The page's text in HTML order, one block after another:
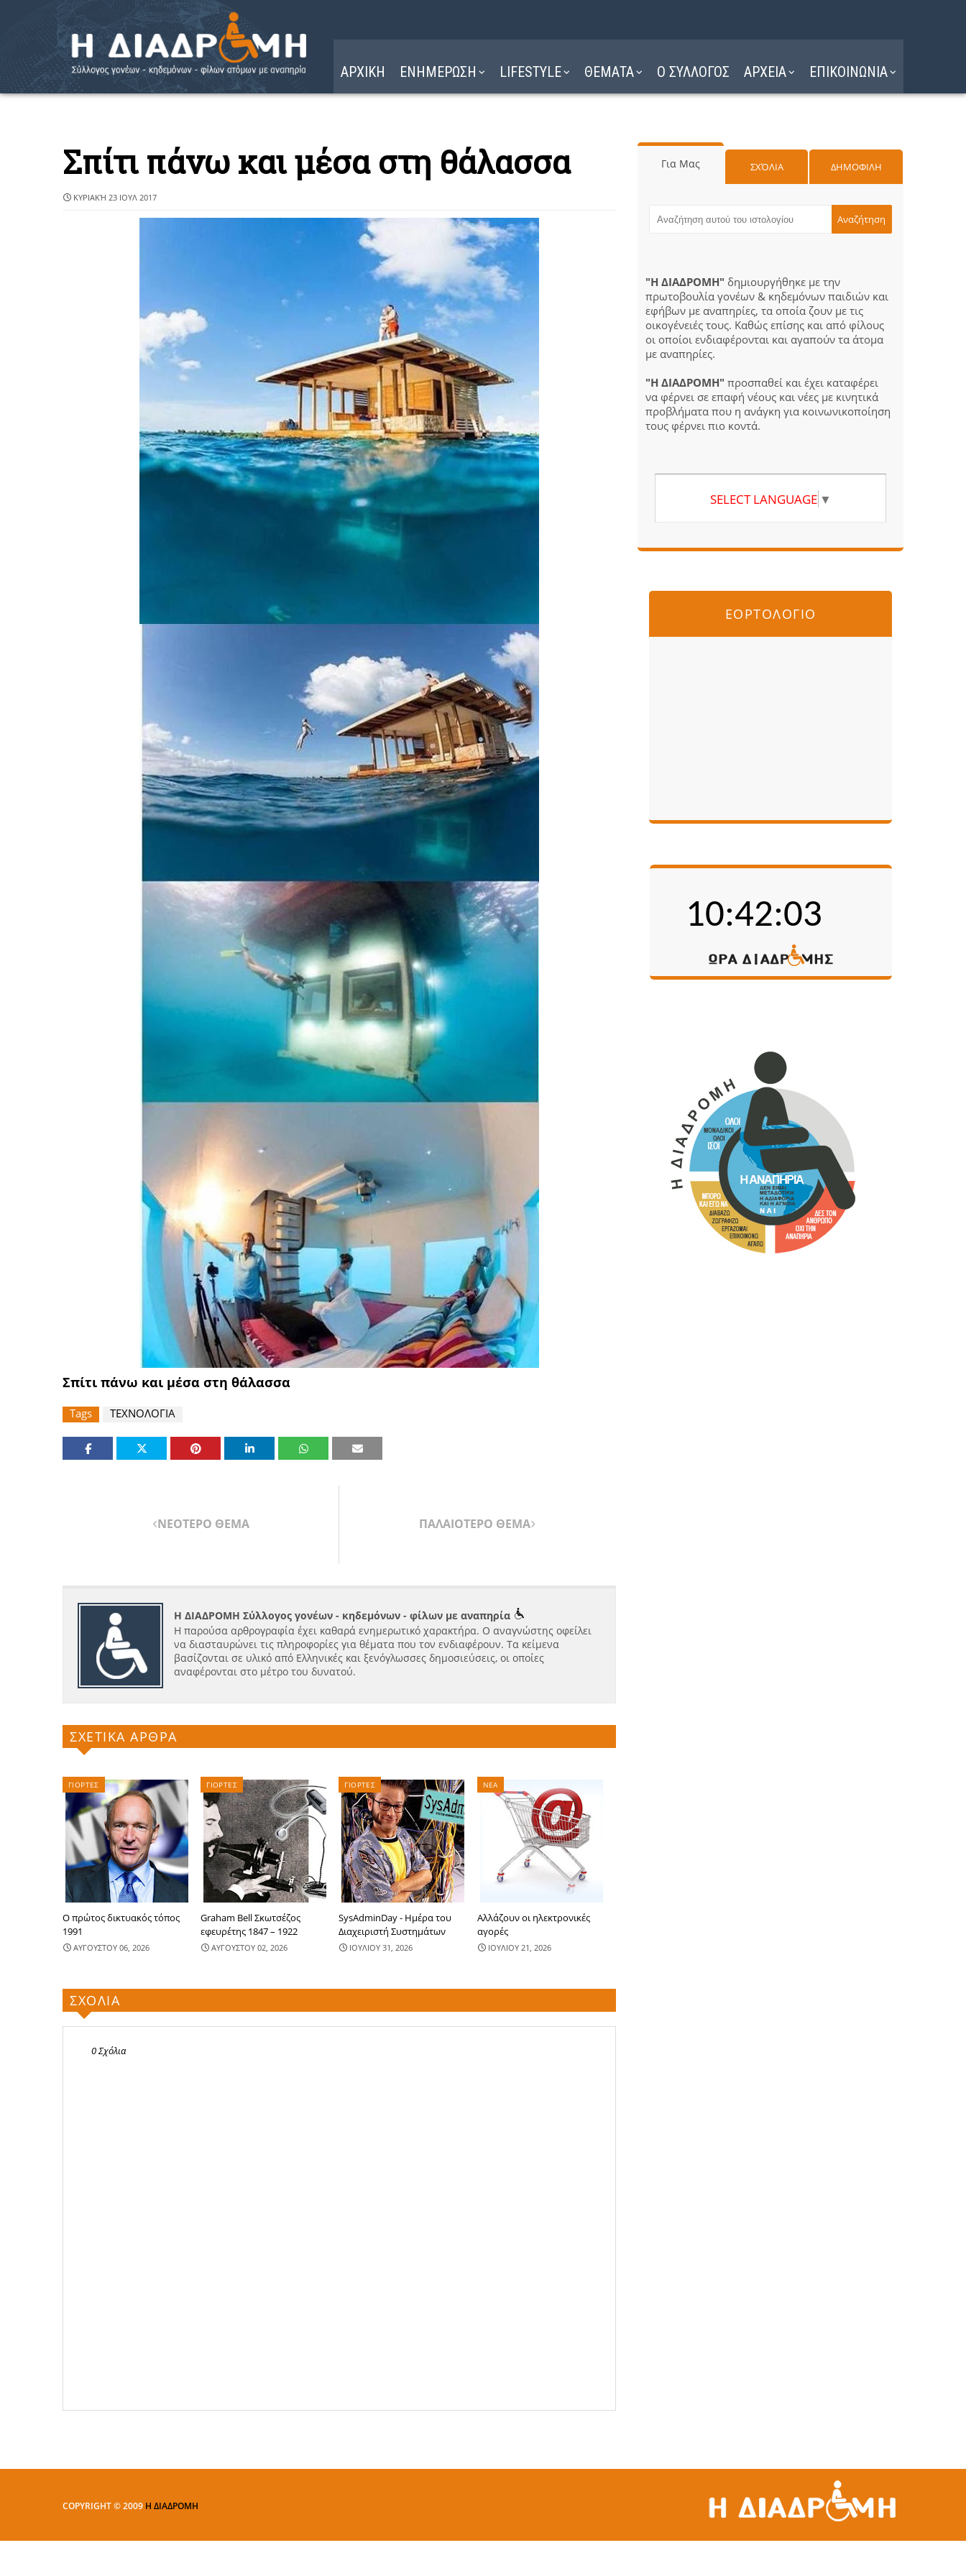
ΑΡΧΙΚΗ ΕΝΗΜΕΡΩΣΗ LIFESTYLE ΘΕΜΑΤΑ Ο ΣΥΛΛΟΓΟΣ ΑΡΧΕΙΑ ΕΠΙΚΟΙΝΩΝΙΑ
Σπίτι πάνω και μέσα στη θάλασσα
ΚΥΡΙΑΚΉ 23 ΙΟΥΛ 2017
Σπίτι πάνω και μέσα στη θάλασσα
Tags ΤΕΧΝΟΛΟΓΙΑ
ΝΕΟΤΕΡΟ ΘΕΜΑ ΠΑΛΑΙΟΤΕΡΟ ΘΕΜΑ
Η ΔΙΑΔΡΟΜΗ Σύλλογος γονέων - κηδεμόνων - φίλων με αναπηρία
Η παρούσα αρθρογραφία έχει καθαρά ενημερωτικό χαρακτήρα. Ο αναγνώστης οφείλει
να διασταυρώνει τις πληροφορίες για θέματα που τον ενδιαφέρουν. Τα κείμενα
βασίζονται σε υλικό από Ελληνικές και ξενόγλωσσες δημοσιεύσεις, οι οποίες
αναφέρονται στο μέτρο του δυνατού.
ΣΧΕΤΙΚΑ ΑΡΘΡΑ
ΓΙΟΡΤΕΣ
Ο πρώτος δικτυακός τόπος
1991
ΑΥΓΟΥΣΤΟΥ 06, 2026
ΓΙΟΡΤΕΣ
Graham Bell Σκωτσέζος
εφευρέτης 1847 – 1922
ΑΥΓΟΥΣΤΟΥ 02, 2026
ΓΙΟΡΤΕΣ
SysAdminDay - Ημέρα του
Διαχειριστή Συστημάτων
ΙΟΥΛΙΟΥ 31, 2026
ΝΕΑ
Αλλάζουν οι ηλεκτρονικές
αγορές
ΙΟΥΛΙΟΥ 21, 2026
ΣΧΟΛΙΑ
0 Σχόλια
Για Μας ΣΧΌΛΙΑ ΔΗΜΟΦΙΛΗ
"Η ΔΙΑΔΡΟΜΗ" δημιουργήθηκε με την
πρωτοβουλία γονέων & κηδεμόνων παιδιών και
εφήβων με αναπηρίες, τα οποία ζουν με τις
οικογένειές τους. Καθώς επίσης και από φίλους
οι οποίοι ενδιαφέρονται και αγαπούν τα άτομα
με αναπηρίες.
"Η ΔΙΑΔΡΟΜΗ" προσπαθεί και έχει καταφέρει
να φέρνει σε επαφή νέους και νέες με κινητικά
προβλήματα που η ανάγκη για κοινωνικοποίηση
τους φέρνει πιο κοντά.
SELECT LANGUAGE ▼
ΕΟΡΤΟΛΟΓΙΟ
COPYRIGHT © 2009 Η ΔΙΑΔΡΟΜΗ